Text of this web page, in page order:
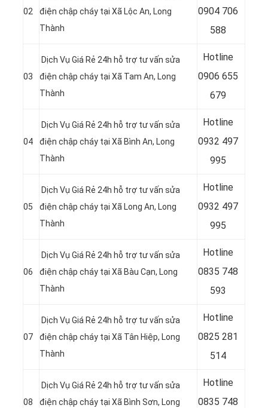
02
điện chập cháy tại Xã Lộc An, Long
Thành
0904 706
588
03
Dịch Vụ Giá Rẻ 24h hỗ trợ tư vấn sửa
điện chập cháy tại Xã Tam An, Long
Thành
Hotline
0906 655
679
04
Dịch Vụ Giá Rẻ 24h hỗ trợ tư vấn sửa
điện chập cháy tại Xã Bình An, Long
Thành
Hotline
0932 497
995
05
Dịch Vụ Giá Rẻ 24h hỗ trợ tư vấn sửa
điện chập cháy tại Xã Long An, Long
Thành
Hotline
0932 497
995
06
Dịch Vụ Giá Rẻ 24h hỗ trợ tư vấn sửa
điện chập cháy tại Xã Bàu Cạn, Long
Thành
Hotline
0835 748
593
07
Dịch Vụ Giá Rẻ 24h hỗ trợ tư vấn sửa
điện chập cháy tại Xã Tân Hiệp, Long
Thành
Hotline
0825 281
514
08
Dịch Vụ Giá Rẻ 24h hỗ trợ tư vấn sửa
điện chập cháy tại Xã Bình Sơn, Long
Hotline
0835 748